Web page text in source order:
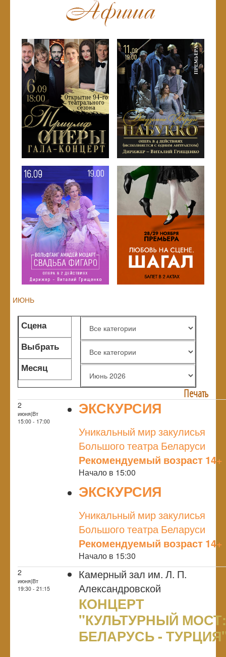
ИЮНЬ
Сцена
Выбрать
жанр
Месяц
Печать
2
июня|Вт
15:00 - 17:00
ЭКСКУРСИЯ
Уникальный мир закулисья
Большого театра Беларуси
Рекомендуемый возраст 14+
Начало в 15:00
ЭКСКУРСИЯ
Уникальный мир закулисья
Большого театра Беларуси
Рекомендуемый возраст 14+
Начало в 15:30
2
июня|Вт
19:30 - 21:15
Камерный зал им. Л. П.
Александровской
КОНЦЕРТ
"КУЛЬТУРНЫЙ МОСТ:
БЕЛАРУСЬ -